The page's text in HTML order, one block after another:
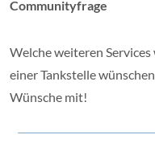
Communityfrage
Welche weiteren Services
einer Tankstelle
Wünsche mit!